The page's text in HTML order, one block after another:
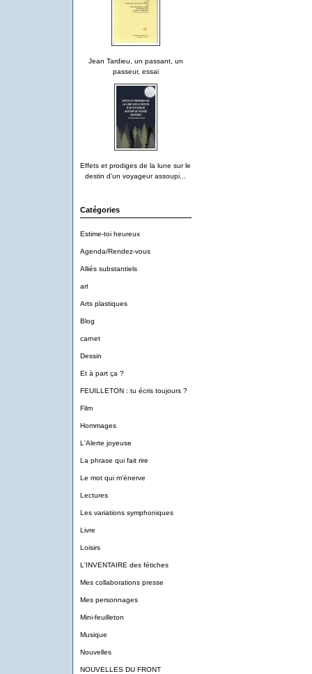
Jean Tardieu, un passant, un
passeur, essai
Effets et prodiges de la lune sur le
destin d'un voyageur assoupi...
Catégories
Estime-toi heureux
Agenda/Rendez-vous
Alliés substantiels
art
Arts plastiques
Blog
carnet
Dessin
Et à part ça ?
FEUILLETON : tu écris toujours ?
Film
Hommages
L'Alerte joyeuse
La phrase qui fait rire
Le mot qui m'énerve
Lectures
Les variations symphoniques
Livre
Loisirs
L'INVENTAIRE des fétiches
Mes collaborations presse
Mes personnages
Mini-feuilleton
Musique
Nouvelles
NOUVELLES DU FRONT